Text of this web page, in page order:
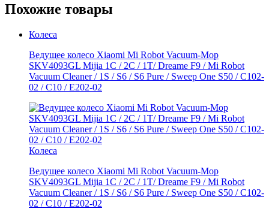
Похожие товары
Колеса
Ведущее колесо Xiaomi Mi Robot Vacuum-Mop
SKV4093GL Mijia 1C / 2C / 1T/ Dreame F9 / Mi Robot
Vacuum Cleaner / 1S / S6 / S6 Pure / Sweep One S50 / C102-
02 / С10 / E202-02
Колеса
Ведущее колесо Xiaomi Mi Robot Vacuum-Mop
SKV4093GL Mijia 1C / 2C / 1T/ Dreame F9 / Mi Robot
Vacuum Cleaner / 1S / S6 / S6 Pure / Sweep One S50 / C102-
02 / С10 / E202-02